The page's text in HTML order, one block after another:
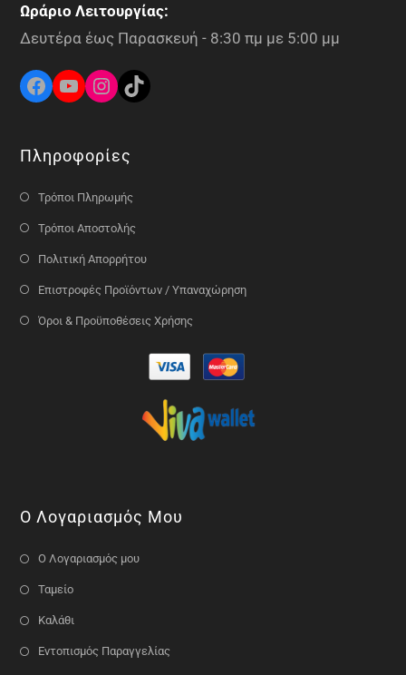
Ωράριο Λειτουργίας:
Δευτέρα έως Παρασκευή - 8:30 πμ με 5:00 μμ
Πληροφορίες
Τρόποι Πληρωμής
Τρόποι Αποστολής
Πολιτική Απορρήτου
Επιστροφές Προϊόντων / Υπαναχώρηση
Όροι & Προϋποθέσεις Χρήσης
Ο Λογαριασμός Μου
Ο Λογαριασμός μου
Ταμείο
Καλάθι
Εντοπισμός Παραγγελίας